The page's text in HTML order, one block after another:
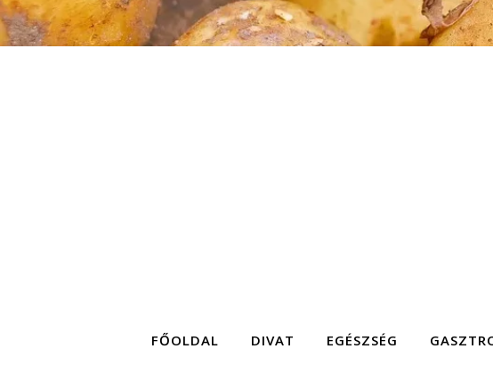
FŐOLDAL DIVAT EGÉSZSÉG